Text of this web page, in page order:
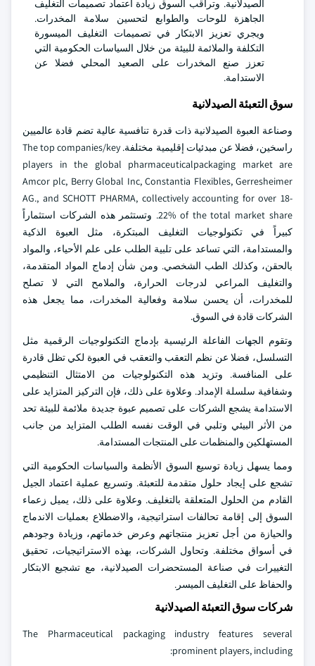
الصيدلانية. وتراقب السوق زيادة اعتماد تصميمات التغليف
الجاهزة للوحات والطوابع لتحسين سلامة المخدرات.
ويجري تعزيز الابتكار في تصميمات التغليف الميسورة
التكلفة والملائمة للبيئة من خلال السياسات الحكومية التي
تعزز صنع المخدرات على الصعيد المحلي فضلا عن
الاستدامة.
سوق التعبئة الصيدلانية
وصناعة العبوة الصيدلانية ذات قدرة تنافسية عالية تضم قادة عالميين
راسخين، فضلا عن مبدئيات إقليمية مختلفة. The top companies/key
players in the global pharmaceuticalpackaging market are
Amcor plc, Berry Global Inc, Constantia Flexibles, Gerresheimer
AG., and SCHOTT PHARMA, collectively accounting for over 18-
22% of the total market share. وتستثمر هذه الشركات استثماراً
كبيراً في تكنولوجيات التغليف المبتكرة، مثل العبوة الذكية
والمستدامة، التي تساعد على تلبية الطلب على علم الأحياء، والمواد
بالحقن، وكذلك الطب الشخصي. ومن شأن إدماج المواد المتقدمة،
والتغليف المراعي لدرجات الحرارة، والملامح التي لا تصلح
للمخدرات، أن يحسن سلامة وفعالية المخدرات، مما يجعل هذه
الشركات قادة في السوق.
وتقوم الجهات الفاعلة الرئيسية بإدماج التكنولوجيات الرقمية مثل
التسلسل، فضلا عن نظم التعقب والتعقب في العبوة لكي تظل قادرة
على المنافسة. وتزيد هذه التكنولوجيات من الامتثال التنظيمي
وشفافية سلسلة الإمداد. وعلاوة على ذلك، فإن التركيز المتزايد على
الاستدامة يشجع الشركات على تصميم عبوة جديدة ملائمة للبيئة تحد
من الأثر البيئي وتلبي في الوقت نفسه الطلب المتزايد من جانب
المستهلكين والمنظمات على المنتجات المستدامة.
ومما يسهل زيادة توسيع السوق الأنظمة والسياسات الحكومية التي
تشجع على إيجاد حلول متقدمة للتعبئة. وتسريع عملية اعتماد الجيل
القادم من الحلول المتعلقة بالتغليف. وعلاوة على ذلك، يميل زعماء
السوق إلى إقامة تحالفات استراتيجية، والاضطلاع بعمليات الاندماج
والحيازة من أجل تعزيز منتجاتهم وعرض خدماتهم، وزيادة وجودهم
في أسواق مختلفة. وتحاول الشركات، بهذه الاستراتيجيات، تحقيق
التغييرات في صناعة المستحضرات الصيدلانية، مع تشجيع الابتكار
والحفاظ على التغليف الميسر.
شركات سوق التعبئة الصيدلانية
The Pharmaceutical packaging industry features several
prominent players, including: